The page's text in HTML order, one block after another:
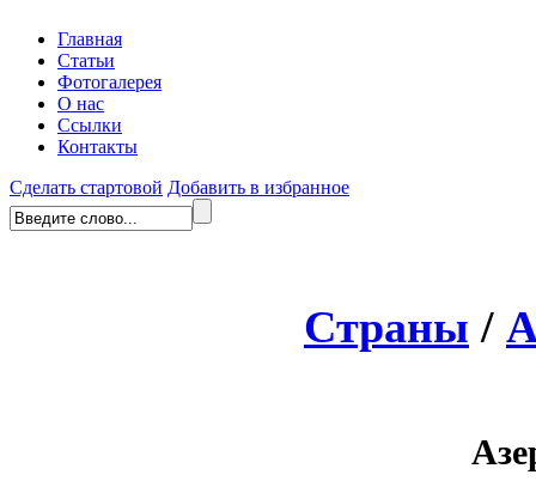
Главная
Статьи
Фотогалерея
О нас
Ссылки
Контакты
Сделать стартовой Добавить в избранное
Страны /